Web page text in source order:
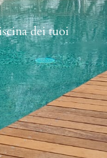
dei tuoi